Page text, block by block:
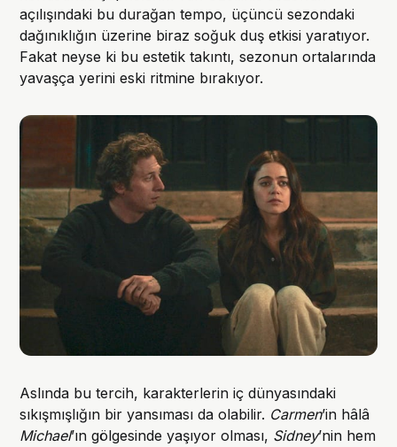
açılışındaki bu durağan tempo, üçüncü sezondaki
dağınıklığın üzerine biraz soğuk duş etkisi yaratıyor.
Fakat neyse ki bu estetik takıntı, sezonun ortalarında
yavaşça yerini eski ritmine bırakıyor.
Aslında bu tercih, karakterlerin iç dünyasındaki
sıkışmışlığın bir yansıması da olabilir. Carmen’in hâlâ
Michael’ın gölgesinde yaşıyor olması, Sidney’nin hem